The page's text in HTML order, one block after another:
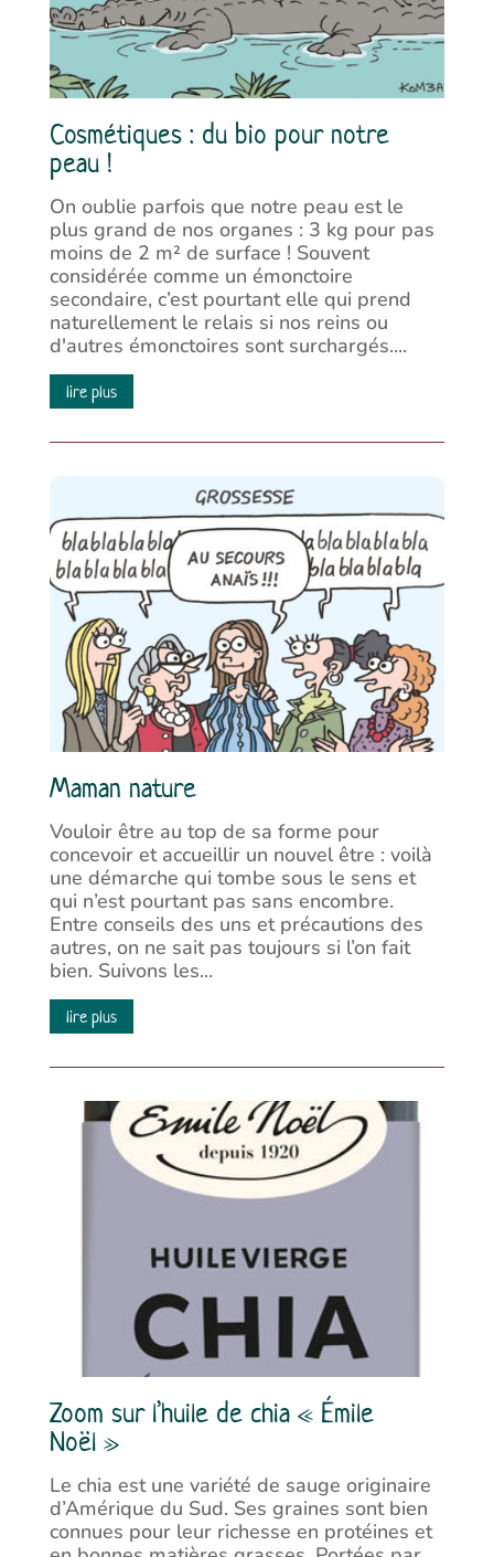
Cosmétiques : du bio pour notre
peau !
On oublie parfois que notre peau est le
plus grand de nos organes : 3 kg pour pas
moins de 2 m² de surface ! Souvent
considérée comme un émonctoire
secondaire, c’est pourtant elle qui prend
naturellement le relais si nos reins ou
d'autres émonctoires sont surchargés....
lire plus
Maman nature
Vouloir être au top de sa forme pour
concevoir et accueillir un nouvel être : voilà
une démarche qui tombe sous le sens et
qui n’est pourtant pas sans encombre.
Entre conseils des uns et précautions des
autres, on ne sait pas toujours si l’on fait
bien. Suivons les...
lire plus
Zoom sur l’huile de chia « Émile
Noël »
Le chia est une variété de sauge originaire
d’Amérique du Sud. Ses graines sont bien
connues pour leur richesse en protéines et